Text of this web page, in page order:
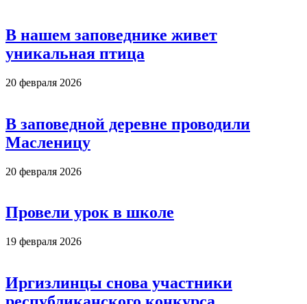
В нашем заповеднике живет
уникальная птица
20 февраля 2026
В заповедной деревне проводили
Масленицу
20 февраля 2026
Провели урок в школе
19 февраля 2026
Иргизлинцы снова участники